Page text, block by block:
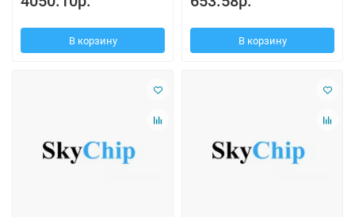
В корзину В корзину